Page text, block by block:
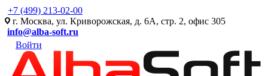
+7 (499) 213-02-00
г. Москва, ул. Криворожская, д. 6А, стр. 2, офис 305
info@alba-soft.ru
Войти